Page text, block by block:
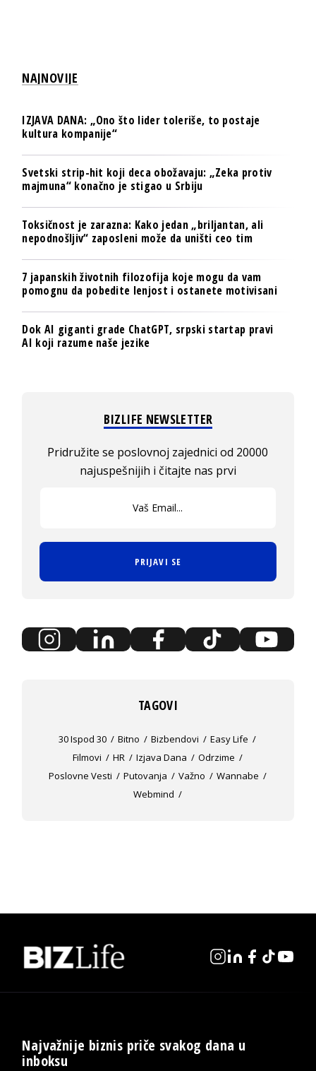
NAJNOVIJE
IZJAVA DANA: „Ono što lider toleriše, to postaje
kultura kompanije“
Svetski strip-hit koji deca obožavaju: „Zeka protiv
majmuna“ konačno je stigao u Srbiju
Toksičnost je zarazna: Kako jedan „briljantan, ali
nepodnošljiv“ zaposleni može da uništi ceo tim
7 japanskih životnih filozofija koje mogu da vam
pomognu da pobedite lenjost i ostanete motivisani
Dok AI giganti grade ChatGPT, srpski startap pravi
AI koji razume naše jezike
BIZLIFE NEWSLETTER
Pridružite se poslovnoj zajednici od 20000
najuspešnijih i čitajte nas prvi
PRIJAVI SE
TAGOVI
30 Ispod 30 Bitno Bizbendovi
Easy Life
Filmovi
HR Izjava Dana
Odrzime
Poslovne Vesti
Putovanja Važno
Wannabe
Webmind
Najvažnije biznis priče svakog dana u
inboksu